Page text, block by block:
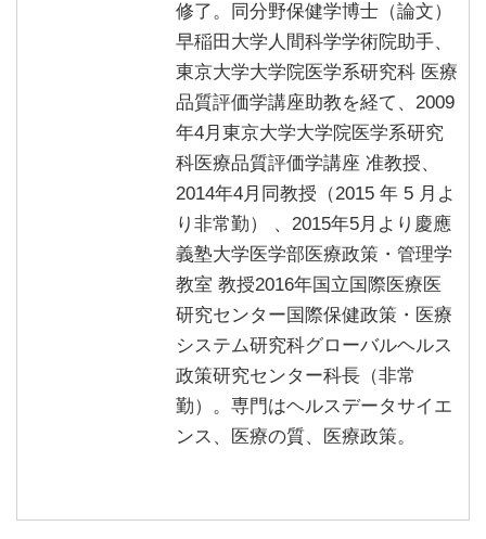
修了。同分野保健学博士（論文）
早稲田大学人間科学学術院助手、
東京大学大学院医学系研究科 医療
品質評価学講座助教を経て、2009
年4月東京大学大学院医学系研究
科医療品質評価学講座 准教授、
2014年4月同教授（2015 年 5 月よ
り非常勤） 、2015年5月より慶應
義塾大学医学部医療政策・管理学
教室 教授2016年国立国際医療医
研究センター国際保健政策・医療
システム研究科グローバルヘルス
政策研究センター科長（非常
勤）。専門はヘルスデータサイエ
ンス、医療の質、医療政策。